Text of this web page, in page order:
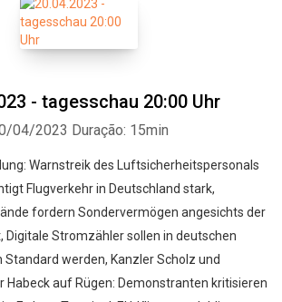
- tagesschau 20:00 Uhr
04/2023 Duração: 15min
Warnstreik des Luftsicherheitspersonals
Flugverkehr in Deutschland stark,
fordern Sondervermögen angesichts der
Digitale Stromzähler sollen in deutschen
Standard werden, Kanzler Scholz und
auf Rügen: Demonstranten kritisieren